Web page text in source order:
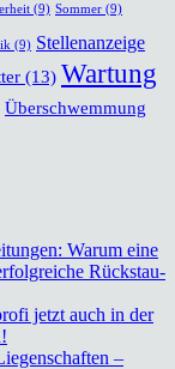
(9) Sommer (9)
(9) Stellenanzeige
(13) Wartung
Überschwemmung
War­um eine
Rückstau­
jetzt auch in der
–